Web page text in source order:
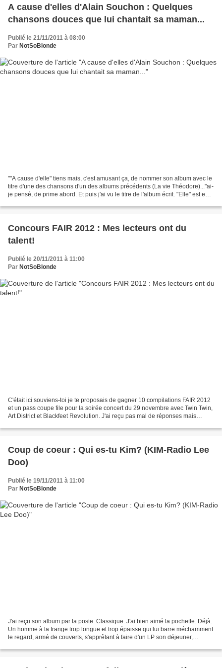
A cause d'elles d'Alain Souchon : Quelques
chansons douces que lui chantait sa maman...
Publié le 21/11/2011 à 08:00
Par NotSoBlonde
""A cause d'elle" tiens mais, c'est amusant ça, de nommer son album avec le
titre d'une des chansons d'un des albums précédents (La vie Théodore)..."ai-
je pensé, de prime abord. Et puis j'ai vu le titre de l'album écrit. "Elle" est en
Concours FAIR 2012 : Mes lecteurs ont du
talent!
Publié le 20/11/2011 à 11:00
Par NotSoBlonde
C'était ici souviens-toi je te proposais de gagner 10 compilations FAIR 2012
et un pass coupe file pour la soirée concert du 29 novembre avec Twin Twin,
Art District et Blackfeet Revolution. J'ai reçu pas mal de réponses mais
Coup de coeur : Qui es-tu Kim? (KIM-Radio Lee
Doo)
Publié le 19/11/2011 à 11:00
Par NotSoBlonde
J'ai reçu son album par la poste. Classique. J'ai bien aimé la pochette. Déjà.
Un homme à la frange trop longue et trop épaisse qui lui barre méchamment
le regard, armé de couverts, s'apprêtant à faire d'un LP son déjeuner,